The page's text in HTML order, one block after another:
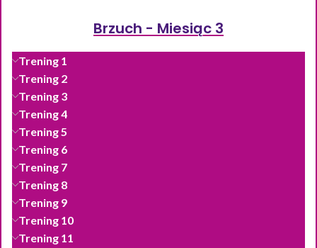
Brzuch - Miesiąc 3
Trening 1
Trening 2
Trening 3
Trening 4
Trening 5
Trening 6
Trening 7
Trening 8
Trening 9
Trening 10
Trening 11